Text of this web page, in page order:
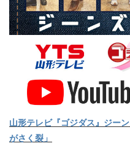
山形テレビ『ゴジダス』ジー
がさく裂」